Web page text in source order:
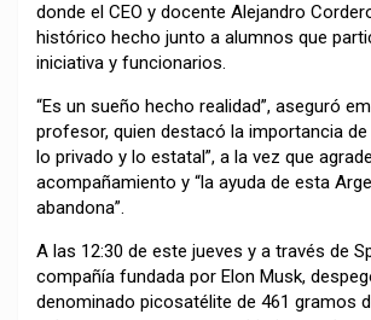
donde el CEO y docente Alejandro
histórico hecho junto a alumnos que
iniciativa y funcionarios.
“Es un sueño hecho realidad”, aseguró
profesor, quien destacó la importancia de
lo privado y lo estatal”, a la vez que
acompañamiento y “la ayuda de esta
abandona”.
A las 12:30 de este jueves y a través de
compañía fundada por Elon Musk,
denominado picosatélite de 461 gramos